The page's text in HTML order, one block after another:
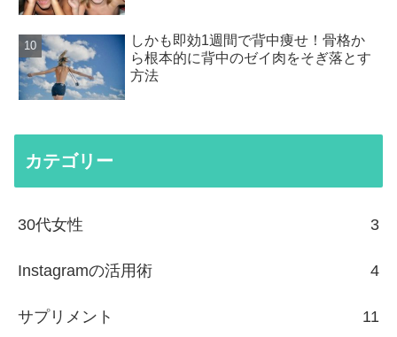
しかも即効1週間で背中痩せ！骨格か
ら根本的に背中のゼイ肉をそぎ落とす
方法
カテゴリー
30代女性 3
Instagramの活用術 4
サプリメント 11